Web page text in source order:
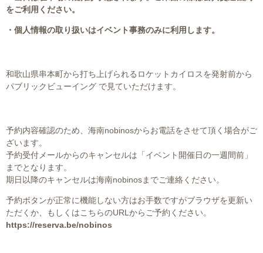
をご利用ください。
・個人情報の取り扱いはイベント事務のみに利用します。
和歌山県串本町から打ち上げられるロケットカイロスを発射前から
パブリックビューイング で見ていただけます。
予約内容確認のため、海南nobinosからお電話をさせて頂く場合がご
ざいます。
予約受付メールからのキャンセルは「イベント開催日の一週間前」
までとなります。
期日以降のキャンセルは海南nobinosまでご連絡ください。
予約ボタンが正常に機能しない方はお手数ですがブラウザを更新い
ただくか、もしくはこちらのURLからご予約ください。
https://reserva.be/nobinos